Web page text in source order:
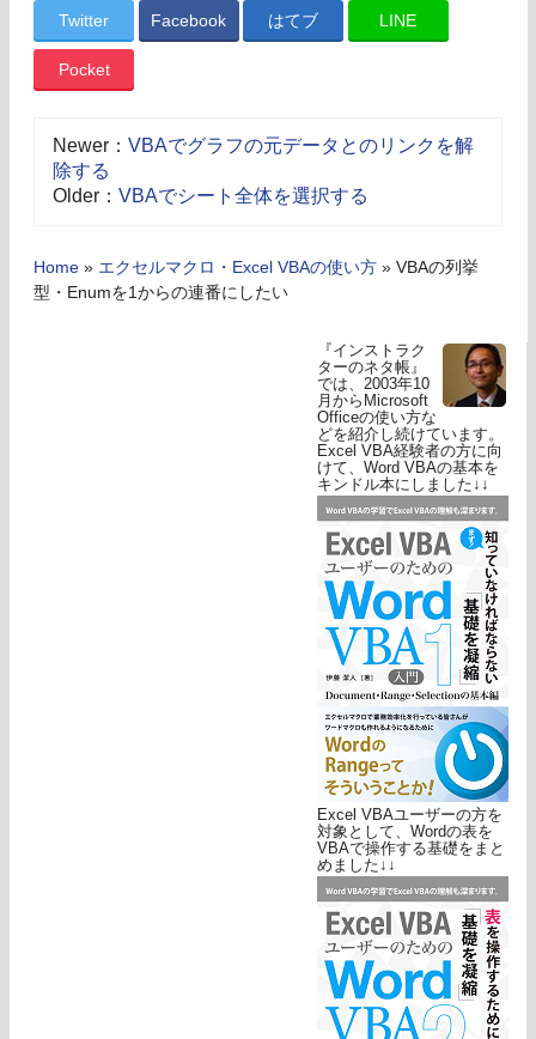
Twitter Facebook はてブ LINE
Pocket
Newer： VBAでグラフの元データとのリンクを解
除する
Older： VBAでシート全体を選択する
Home » エクセルマクロ・Excel VBAの使い方 » VBAの列挙
型・Enumを1からの連番にしたい
『インストラク
ターのネタ帳』
では、2003年10
月からMicrosoft
Officeの使い方な
どを紹介し続けています。
Excel VBA経験者の方に向
けて、Word VBAの基本を
キンドル本にしました↓↓
Excel VBAユーザーの方を
対象として、Wordの表を
VBAで操作する基礎をまと
めました↓↓